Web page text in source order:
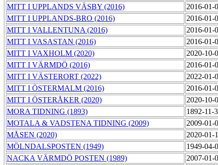
MITT I UPPLANDS VÄSBY (2016)
2016-01-
MITT I UPPLANDS-BRO (2016)
2016-01-
MITT I VALLENTUNA (2016)
2016-01-
MITT I VASASTAN (2016)
2016-01-
MITT I VAXHOLM (2020)
2020-10-
MITT I VÄRMDÖ (2016)
2016-01-
MITT I VÄSTERORT (2022)
2022-01-
MITT I ÖSTERMALM (2016)
2016-01-
MITT I ÖSTERÅKER (2020)
2020-10-
MORA TIDNING (1893)
1892-11-
MOTALA & VADSTENA TIDNING (2009)
2009-01-
MÅSEN (2020)
2020-01-
MÖLNDALSPOSTEN (1949)
1949-04-
NACKA VÄRMDÖ POSTEN (1989)
2007-01-